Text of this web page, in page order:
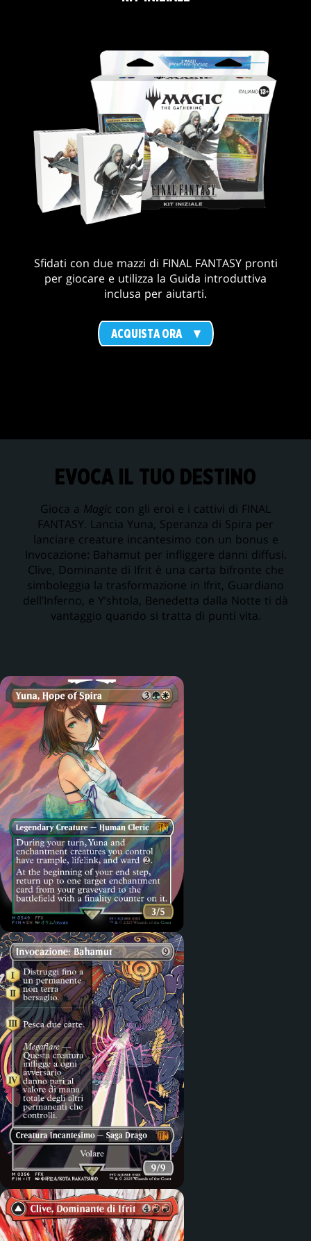
Sfidati con due mazzi di FINAL FANTASY pronti
per giocare e utilizza la Guida introduttiva
inclusa per aiutarti.
ACQUISTA ORA
EVOCA IL TUO DESTINO
Gioca a Magic con gli eroi e i cattivi di FINAL
FANTASY. Lancia Yuna, Speranza di Spira per
lanciare creature incantesimo con un bonus e
Invocazione: Bahamut per infliggere danni diffusi.
Clive, Dominante di Ifrit è una carta bifronte che
simboleggia la trasformazione in Ifrit, Guardiano
dell’Inferno, e Y’shtola, Benedetta dalla Notte ti dà
vantaggio quando si tratta di punti vita.